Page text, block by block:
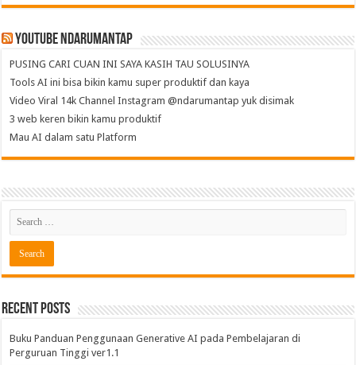
Youtube NdaruMantap
PUSING CARI CUAN INI SAYA KASIH TAU SOLUSINYA
Tools AI ini bisa bikin kamu super produktif dan kaya
Video Viral 14k Channel Instagram @ndarumantap yuk disimak
3 web keren bikin kamu produktif
Mau AI dalam satu Platform
Recent Posts
Buku Panduan Penggunaan Generative AI pada Pembelajaran di
Perguruan Tinggi ver1.1